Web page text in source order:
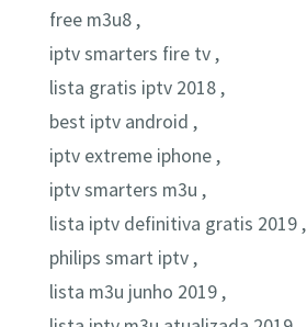
free m3u8 ,
iptv smarters fire tv ,
lista gratis iptv 2018 ,
best iptv android ,
iptv extreme iphone ,
iptv smarters m3u ,
lista iptv definitiva gratis 2019 ,
philips smart iptv ,
lista m3u junho 2019 ,